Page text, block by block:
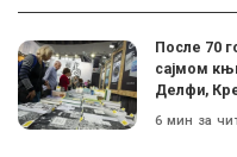
После 70
сајмом
Делфи,
6 мин за